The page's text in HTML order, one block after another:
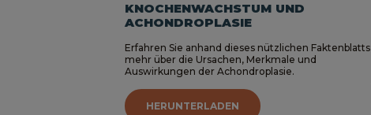
KNOCHENWACHSTUM UND
ACHONDROPLASIE
Erfahren Sie anhand dieses nützlichen Faktenblatts
mehr über die Ursachen, Merkmale und
Auswirkungen der Achondroplasie.
HERUNTERLADEN